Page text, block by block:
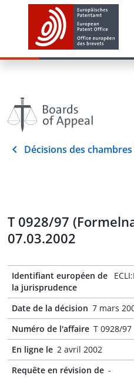
Décisions des
T 0928/97
07.03.2002
Identifiant européen de
la jurisprudence
Date de la décision 7 mars
Numéro de l'affaire T 0928/97
En ligne le 2 avril 2002
Requête en révision de -